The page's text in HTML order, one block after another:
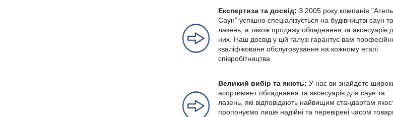
Експертиза та досвід: З 2005 року компанія
Саун" успішно спеціалізується на будівництві саун та
лазень, а також продажу обладнання та аксесуарів
них. Наш досвід у цій галузі гарантує вам
кваліфіковане обслуговування на кожному етапі
співробітництва.
Великий вибір та якість: У нас ви знайдете
асортимент обладнання та аксесуарів для саун та
лазень, які відповідають найвищим стандартам
пропонуємо лише надійні та перевірені часом